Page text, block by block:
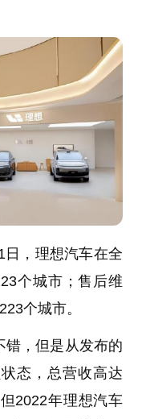
，理想汽车在全
个城市；售后维
个城市。
错，但是从发布的
态，总营收高达
2022年理想汽车